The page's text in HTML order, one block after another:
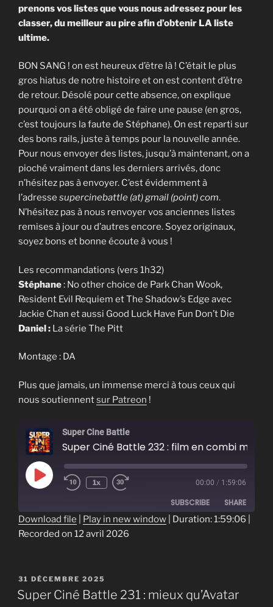
prenons vos listes que vous nous adressez pour les
classer, du meilleur au pire afin d’obtenir LA liste
ultime.
BON SANG ! on est heureux d’être là ! C’était le plus
gros hiatus de notre histoire et on est content d’être
de retour. Désolé pour cette absence, on explique
pourquoi on a été obligé de faire une pause (en gros,
c’est toujours la faute de Stéphane). On est reparti sur
des bons rails, juste à temps pour la nouvelle année.
Pour nous envoyer des listes, jusqu’à maintenant, on a
pioché vraiment dans les derniers arrivés, donc
n’hésitez pas à envoyer. C’est évidemment à
l’adresse supercinebattle (at) gmail (point) com.
N’hésitez pas à nous renvoyer vos anciennes listes
remises à jour ou d’autres encore. Soyez originaux,
soyez bons et bonne écoute à vous !
Les recommandations (vers 1h32)
Stéphane: No other choice de Park Chan Wook,
Resident Evil Requiem et The Shadow’s Edge avec
Jackie Chan et aussi Good Luck Have Fun Don’t Die
Daniel : La série The Pitt
Montage : DA
Plus que jamais, un immense merci à tous ceux qui
nous soutiennentsur Patreon !
Super Cine Battle
Play
Episode
1x 00:00 / 1:59:06
SUBSCRIBE SHARE
SHARE
Download file Play in new window Duration: 1:59:06
Recorded on 12 avril 2026
PUBLIÉ
LE
31 DÉCEMBRE 2025
Super Ciné Battle 231 : mieux qu’Avatar